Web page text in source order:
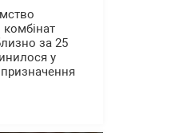
комбінат
за 25
у
призначення